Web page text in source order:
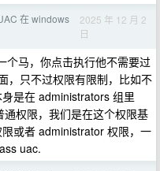
在 windows
2025 年 12 月 2
日
个马，你点击执行他不需要过
，只不过权限有限制，比如不
是在 administrators 组里
权限，我们是在这个权限基
或者 administrator 权限，一
uac.